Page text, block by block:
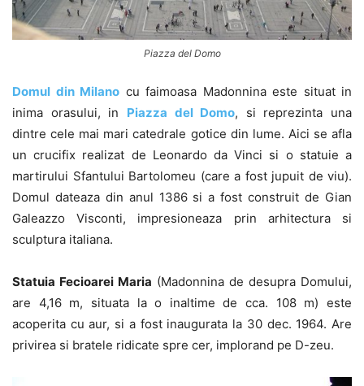
Piazza del Domo
Domul din Milano cu faimoasa Madonnina este situat in
inima orasului, in Piazza del Domo, si reprezinta una
dintre cele mai mari catedrale gotice din lume. Aici se afla
un crucifix realizat de Leonardo da Vinci si o statuie a
martirului Sfantului Bartolomeu (care a fost jupuit de viu).
Domul dateaza din anul 1386 si a fost construit de Gian
Galeazzo Visconti, impresioneaza prin arhitectura si
sculptura italiana.
Statuia Fecioarei Maria (Madonnina de desupra Domului,
are 4,16 m, situata la o inaltime de cca. 108 m) este
acoperita cu aur, si a fost inaugurata la 30 dec. 1964. Are
privirea si bratele ridicate spre cer, implorand pe D-zeu.